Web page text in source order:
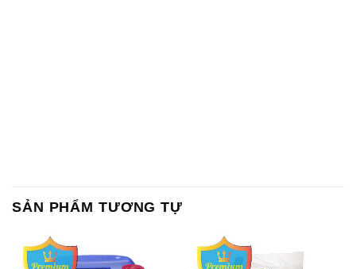
SẢN PHẨM TƯƠNG TỰ